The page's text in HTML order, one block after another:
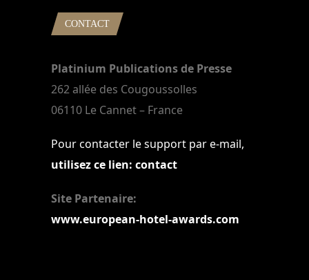
CONTACT
Platinium Publications de Presse
262 allée des Cougoussolles
06110 Le Cannet – France
Pour contacter le support par e-mail,
utilisez ce lien: contact
Site Partenaire:
www.european-hotel-awards.com